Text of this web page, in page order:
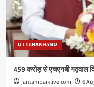
UTTARAKHAND
459 करोड़ से एचएनबी गढ़वाल
jansamparklive.com 6